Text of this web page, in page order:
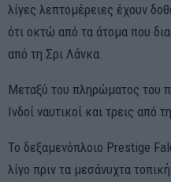
λίγες λεπτομέρειες έχουν
ότι οκτώ από τα άτομα που
από τη Σρι Λάνκα.
Μεταξύ του πληρώματος του
Ινδοί ναυτικοί και τρεις από
Το δεξαμενόπλοιο Prestige
λίγο πριν τα μεσάνυχτα